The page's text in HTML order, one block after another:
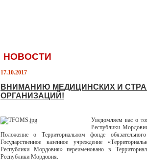
НОВОСТИ
17.10.2017
ВНИМАНИЮ МЕДИЦИНСКИХ И
ОРГАНИЗАЦИЙ!
Уведомляем вас о
Республики
Положение о Территориальном фонде
Государственное казенное учреждение
Республики Мордовия» переименовано в
Республики Мордовия.